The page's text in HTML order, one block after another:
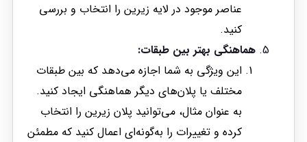
عناصر موجود در لایه زیرین را انتخاب و بررسی
کنید.
هماهنگی بهتر بین طبقات:
این ویژگی به شما اجازه می‌دهد که بین طبقات
مختلف یا پلان‌های دیگر هماهنگی ایجاد کنید.
به عنوان مثال، می‌توانید پلان زیرین را انتخاب
کرده و تغییرات را به‌گونه‌ای اعمال کنید که مطمئن